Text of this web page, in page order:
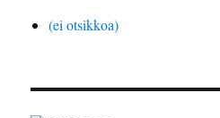
(ei otsikkoa)